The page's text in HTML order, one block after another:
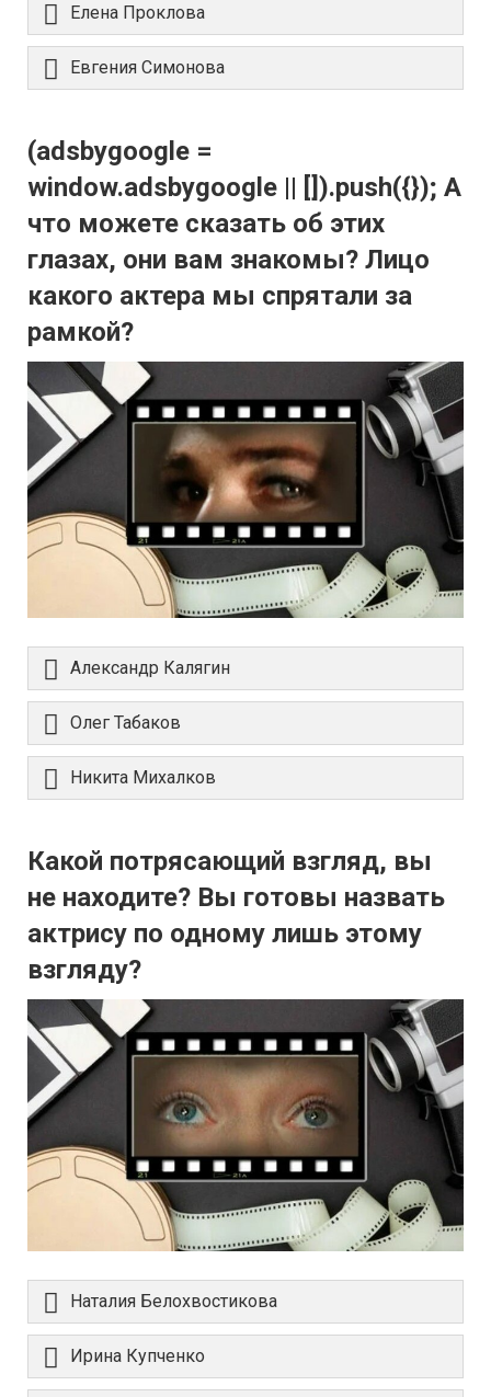
Елена Проклова
Евгения Симонова
(adsbygoogle =
window.adsbygoogle || []).push({}); А
что можете сказать об этих
глазах, они вам знакомы? Лицо
какого актера мы спрятали за
рамкой?
Александр Калягин
Олег Табаков
Никита Михалков
Какой потрясающий взгляд, вы
не находите? Вы готовы назвать
актрису по одному лишь этому
взгляду?
Наталия Белохвостикова
Ирина Купченко